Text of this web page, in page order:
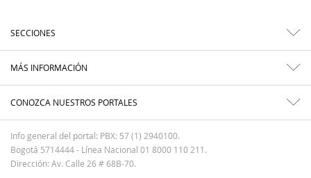
SECCIONES
MÁS INFORMACIÓN
CONOZCA NUESTROS PORTALES
Info general del portal: PBX: 57 (1) 2940100.
Bogotá 5714444 - Línea Nacional 01 8000 110 211.
Dirección: Av. Calle 26 # 68B-70.